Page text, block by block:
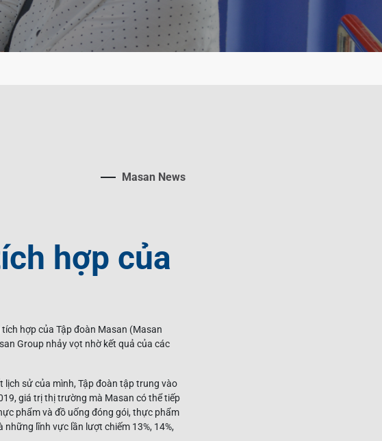
Masan News
hợp của
hợp của Tập đoàn Masan (Masan
Group nhảy vọt nhờ kết quả của các
sử của mình, Tập đoàn tập trung vào
giá trị thị trường mà Masan có thể tiếp
phẩm và đồ uống đóng gói, thực phẩm
lĩnh vực lần lượt chiếm 13%, 14%,